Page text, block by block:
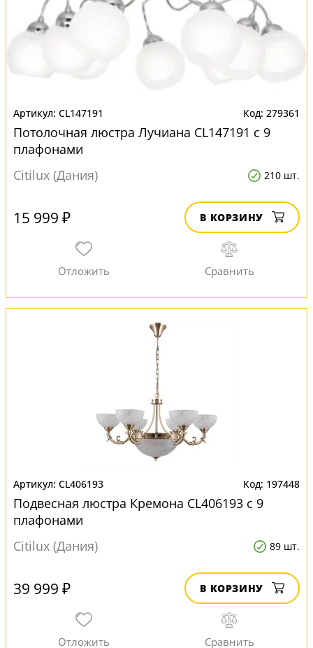
CL147191 279361
Потолочная люстра Лучиана CL147191 с 9
плафонами
Citilux (Дания)
210 шт.
15 999 ₽ В КОРЗИНУ
CL406193 197448
Подвесная люстра Кремона CL406193 с 9
плафонами
Citilux (Дания)
89 шт.
39 999 ₽ В КОРЗИНУ